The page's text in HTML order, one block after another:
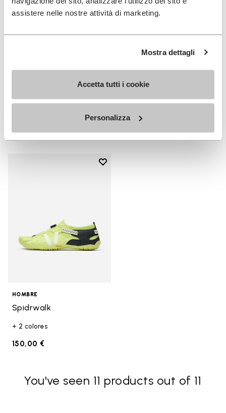
assistere nelle nostre attività di marketing.
Mostra dettagli
Accetta tutti i cookie
Personalizza
Breezandal
150,00 €
Add to wishlist
HOMBRE
Spidrwalk
+ 2 colores
150,00 €
You've seen 11 products out of 11